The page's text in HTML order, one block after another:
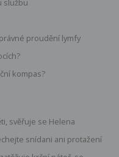
proudění lymfy
kompas?
svěřuje se Helena
snídani ani protažení